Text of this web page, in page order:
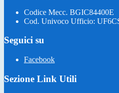
Codice Mecc. BGIC84400E
Cod. Univoco Ufficio:
Seguici su
Facebook
Sezione Link Utili